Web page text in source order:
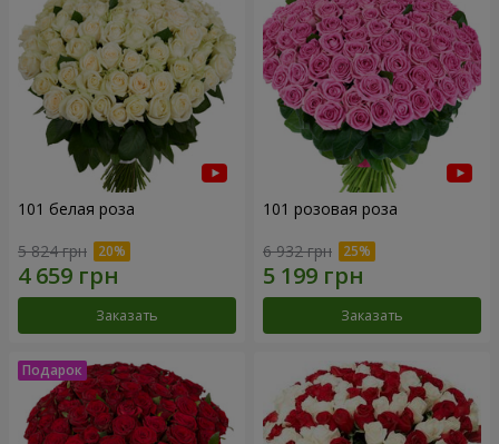
101 белая роза
5 824 грн
Заказать
101 розовая роза
6 932 грн
Заказать